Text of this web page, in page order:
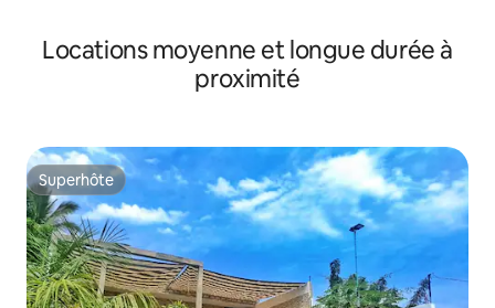
Locations moyenne et longue durée à
proximité
Superhôte
Superhôte